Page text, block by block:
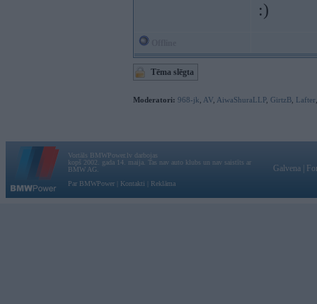
:)
Tēma slēgta
Moderatori: 968-jk AV AiwaShuraLLP, GirtzB Lafter
Vortāls BMWPower.lv darbojas
kopš 2002. gada 14. maija. Tas nav auto klubs un nav saistīts ar
BMW AG.
Par BMWPower
Kontakti Reklāma
Galvena